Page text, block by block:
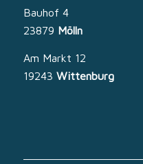
Bauhof 4
23879 Mölln
Am Markt 12
19243 Wittenburg